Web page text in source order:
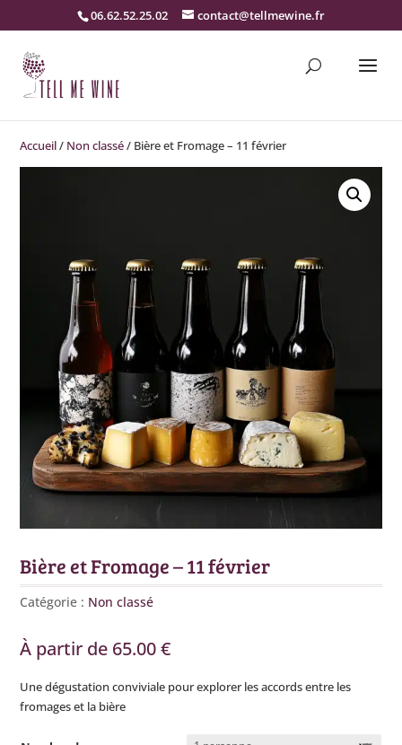
06.62.52.25.02 contact@tellmewine.fr
Accueil/ Non classé/ Bière et Fromage – 11 février
Bière et Fromage – 11 février
Catégorie : Non classé
À partir de 65.00€
Une dégustation conviviale pour explorer les accords entre les
fromages et la bière